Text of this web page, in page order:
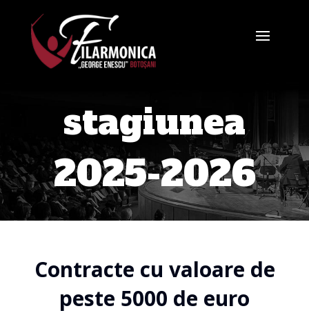
stagiunea
2025-2026
Contracte cu valoare de
peste 5000 de euro